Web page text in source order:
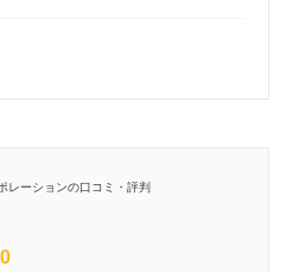
レーションの口コミ・評判